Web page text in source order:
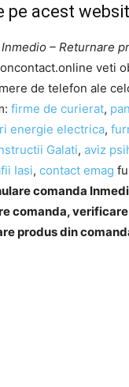
pe acest
– Returnare
veti
de telefon ale
firme de curierat,
energie electrica,
Galati, aviz
Iasi, contact emag
comanda
comanda,
produs din